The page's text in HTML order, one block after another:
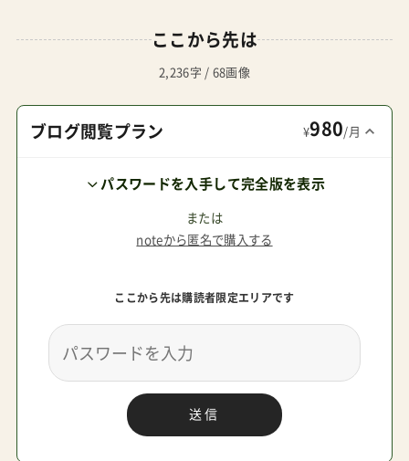
っぽい。そういう人にはAmazonが・・・ サイベック
スリベルハンドルカバー(ブラック) ノーブランド
管理人パパう～ん、、本当に素敵なのはこちら。こ
NozomiInoue(@nozon4321)がシェアした投稿管
理人パパ売ってるものだけが買えるものではない
ということだね。RISUハンドメイドなので販売は
直接縫い付けているとのこと。無責任なこもれ話
2023年のリベル・リニューアルではこのあたりの
ハンドル改良をしてくるのではないかと予想しま
す。バタフライにも付けてみたそう、日本製です。
この投稿をInstagramで見る
ここから先は
2,236字 / 68画像
ブログ閲覧プラン ¥980/月
パスワードを入手して完全版を表示
または
noteから匿名で購入する
ここから先は購読者限定エリアです
送信